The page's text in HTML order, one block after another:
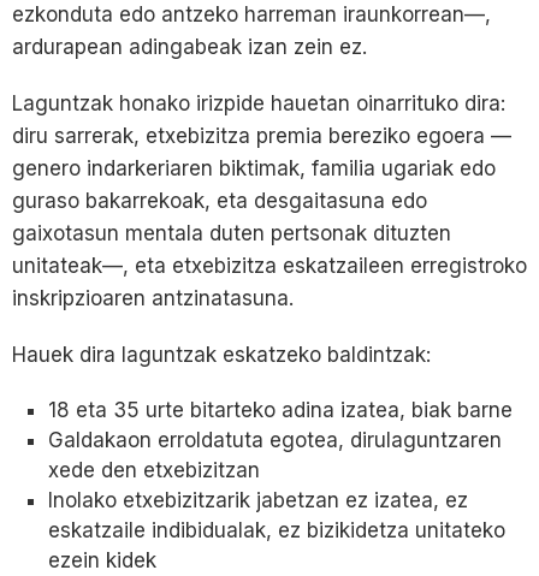
ezkonduta edo antzeko harreman iraunkorrean—,
ardurapean adingabeak izan zein ez.
Laguntzak honako irizpide hauetan oinarrituko dira:
diru sarrerak, etxebizitza premia bereziko egoera —
genero indarkeriaren biktimak, familia ugariak edo
guraso bakarrekoak, eta desgaitasuna edo
gaixotasun mentala duten pertsonak dituzten
unitateak—, eta etxebizitza eskatzaileen erregistroko
inskripzioaren antzinatasuna.
Hauek dira laguntzak eskatzeko baldintzak:
18 eta 35 urte bitarteko adina izatea, biak barne
Galdakaon erroldatuta egotea, dirulaguntzaren
xede den etxebizitzan
Inolako etxebizitzarik jabetzan ez izatea, ez
eskatzaile indibidualak, ez bizikidetza unitateko
ezein kidek